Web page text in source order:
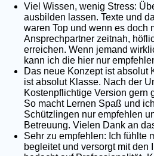
Viel Wissen, wenig Stress:
ausbilden lassen. Texte und
waren Top und wenn es doch
Ansprechpartner zeitnah,
erreichen. Wenn jemand
kann ich die hier nur
Das neue Konzept ist absolut
ist absolut Klasse. Nach der
Kostenpflichtige Version gern
So macht Lernen Spaß und
Schützlingen nur empfehlen
Betreuung. Vielen Dank an
Sehr zu empfehlen: Ich fühlte
begleitet und versorgt mit den